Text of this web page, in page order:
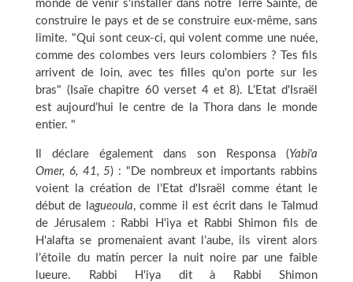
monde de venir s'installer dans notre Terre Sainte, de
construire le pays et de se construire eux-même, sans
limite. "Qui sont ceux-ci, qui volent comme une nuée,
comme des colombes vers leurs colombiers ? Tes fils
arrivent de loin, avec tes filles qu'on porte sur les
bras" (Isaïe chapitre 60 verset 4 et 8). L’Etat d'Israël
est aujourd’hui le centre de la Thora dans le monde
entier. "
Il déclare également dans son Responsa (Yabi'a
Omer, 6, 41, 5) : "De nombreux et importants rabbins
voient la création de l’Etat d'Israël comme étant le
début de lagueoula, comme il est écrit dans le Talmud
de Jérusalem : Rabbi H'iya et Rabbi Shimon fils de
H'alafta se promenaient avant l’aube, ils virent alors
l’étoile du matin percer la nuit noire par une faible
lueure. Rabbi H'iya dit à Rabbi Shimon